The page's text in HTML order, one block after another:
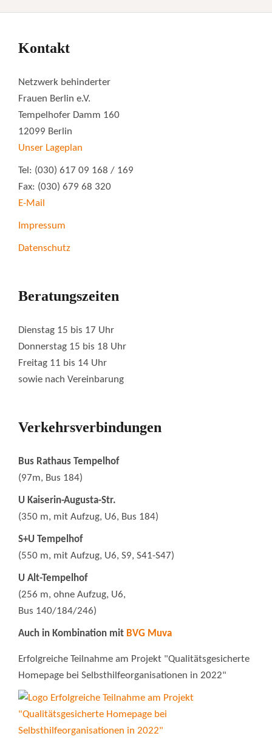
Kontakt
Netzwerk behinderter
Frauen Berlin e.V.
Tempelhofer Damm 160
12099 Berlin
Unser Lageplan
Tel: (030) 617 09 168 / 169
Fax: (030) 679 68 320
E-Mail
Impressum
Datenschutz
Beratungszeiten
Dienstag 15 bis 17 Uhr
Donnerstag 15 bis 18 Uhr
Freitag 11 bis 14 Uhr
sowie nach Vereinbarung
Verkehrsverbindungen
Bus Rathaus Tempelhof
(97m, Bus 184)
U Kaiserin-Augusta-Str.
(350 m, mit Aufzug, U6, Bus 184)
S+U Tempelhof
(550 m, mit Aufzug, U6, S9, S41-S47)
U Alt-Tempelhof
(256 m, ohne Aufzug, U6,
Bus 140/184/246)
Auch in Kombination mit BVG Muva
Erfolgreiche Teilnahme am Projekt "Qualitätsgesicherte
Homepage bei Selbsthilfeorganisationen in 2022"